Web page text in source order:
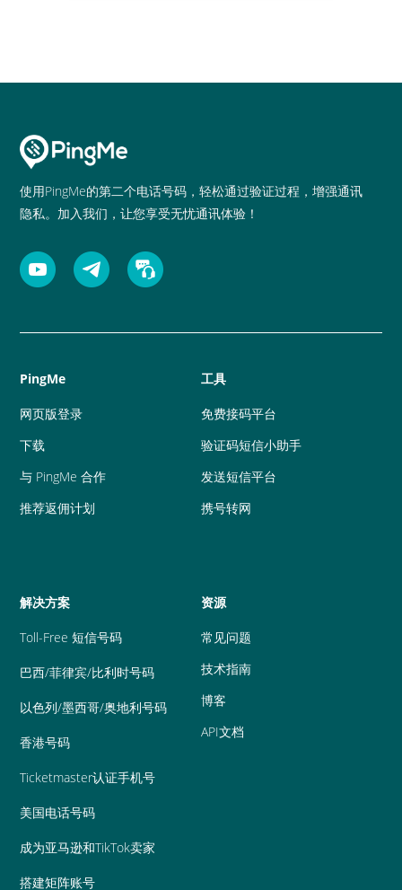
使用PingMe的第二个电话号码，轻松通过验证过程，增强通讯
隐私。加入我们，让您享受无忧通讯体验！
PingMe
网页版登录
下载
与 PingMe 合作
推荐返佣计划
工具
免费接码平台
验证码短信小助手
发送短信平台
携号转网
解决方案
Toll-Free 短信号码
巴西/菲律宾/比利时号码
以色列/墨西哥/奥地利号码
香港号码
Ticketmaster认证手机号
美国电话号码
成为亚马逊和TikTok卖家
搭建矩阵账号
资源
常见问题
技术指南
博客
API文档